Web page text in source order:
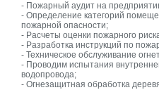
- Пожарный аудит на
- Определение категорий
пожарной опасности;
- Расчеты оценки пожарного
- Разработка инструкций по
- Техническое обслуживание
- Проводим испытания
водопровода;
- Огнезащитная обработка